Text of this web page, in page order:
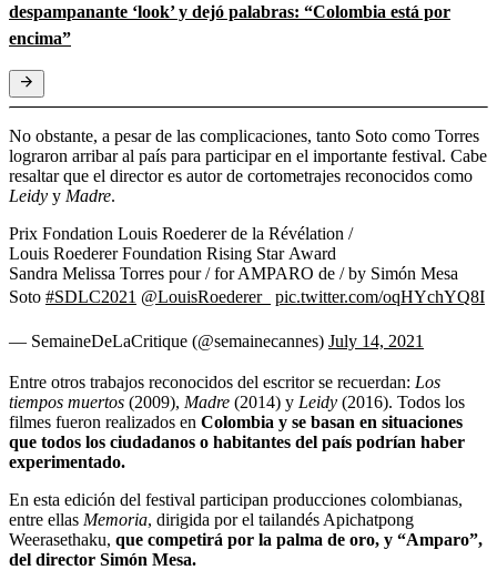
despampanante ‘look’ y dejó palabras: “Colombia está por
encima”
No obstante, a pesar de las complicaciones, tanto Soto como Torres
lograron arribar al país para participar en el importante festival. Cabe
resaltar que el director es autor de cortometrajes reconocidos como
Leidy y Madre.
Prix Fondation Louis Roederer de la Révélation /
Louis Roederer Foundation Rising Star Award
Sandra Melissa Torres pour / for AMPARO de / by Simón Mesa
Soto #SDLC2021 @LouisRoederer_ pic.twitter.com/oqHYchYQ8I
— SemaineDeLaCritique (@semainecannes) July 14, 2021
Entre otros trabajos reconocidos del escritor se recuerdan: Los
tiempos muertos (2009), Madre (2014) y Leidy (2016). Todos los
filmes fueron realizados en Colombia y se basan en situaciones
que todos los ciudadanos o habitantes del país podrían haber
experimentado.
En esta edición del festival participan producciones colombianas,
entre ellas Memoria, dirigida por el tailandés Apichatpong
Weerasethaku, que competirá por la palma de oro, y “Amparo”,
del director Simón Mesa.